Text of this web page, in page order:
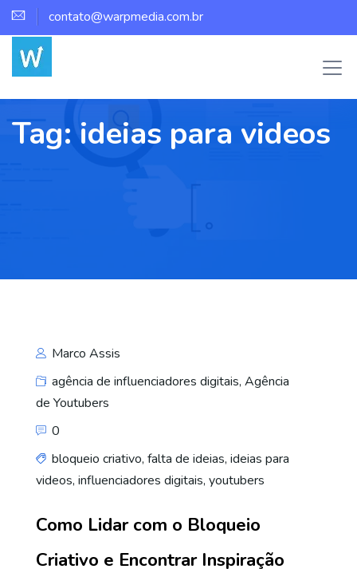
contato@warpmedia.com.br
Tag:ideias para videos
Marco Assis
agência de influenciadores digitais, Agência
de Youtubers
0
bloqueio criativo, falta de ideias, ideias para
videos, influenciadores digitais, youtubers
Como Lidar com o Bloqueio
Criativo e Encontrar Inspiração